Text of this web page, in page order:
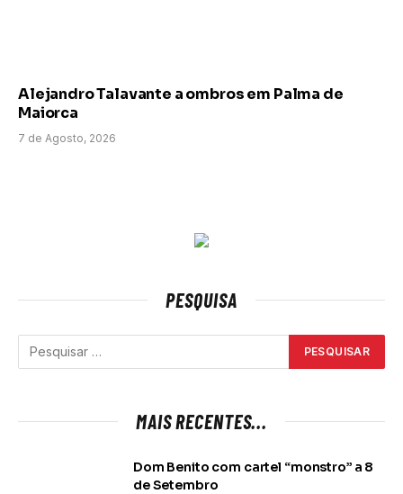
Alejandro Talavante a ombros em Palma de
Maiorca
7 de Agosto, 2026
PESQUISA
MAIS RECENTES...
Dom Benito com cartel “monstro” a 8
de Setembro